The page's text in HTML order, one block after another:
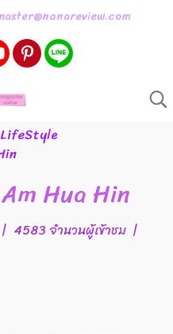
LifeStyle
Hua Hin
| 4583 จำนวนผู้เข้าชม |